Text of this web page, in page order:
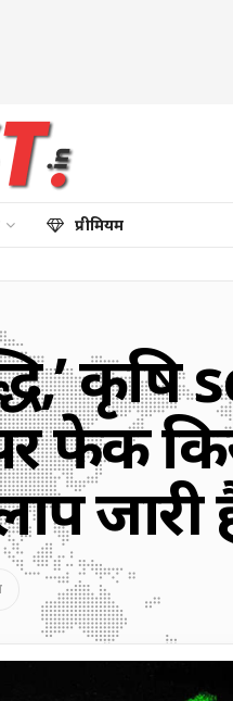
प्रीमियम
कृषि
फेक
जारी